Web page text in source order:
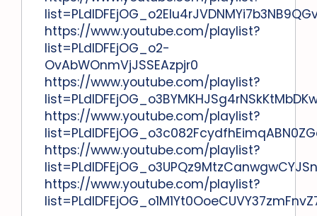
https://www.youtube.com/playlist?
list=PLdlDFEjOG_o2-
OvAbWOnmVjJSSEAzpjr0
https://www.youtube.com/playlist?
https://www.youtube.com/playlist?
https://www.youtube.com/playlist?
https://www.youtube.com/playlist?